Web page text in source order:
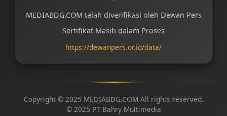
MEDIABDG.COM telah diverifikasi oleh Dewan Pers
Sertifikat Masih dalam Proses
https://dewanpers.or.id/data/
Copyright © 2025 MEDIABDG.COM All rights reserved.
© 2025 PT Bahry Multimedia